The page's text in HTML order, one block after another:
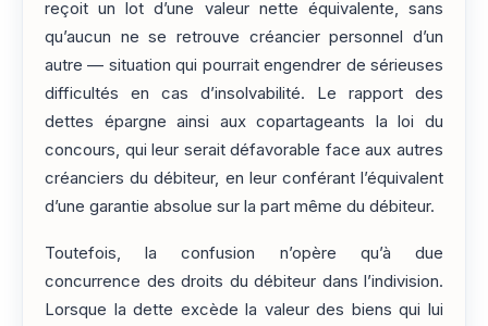
reçoit un lot d’une valeur nette équivalente, sans
qu’aucun ne se retrouve créancier personnel d’un
autre — situation qui pourrait engendrer de sérieuses
difficultés en cas d’insolvabilité. Le rapport des
dettes épargne ainsi aux copartageants la loi du
concours, qui leur serait défavorable face aux autres
créanciers du débiteur, en leur conférant l’équivalent
d’une garantie absolue sur la part même du débiteur.
Toutefois, la confusion n’opère qu’à due
concurrence des droits du débiteur dans l’indivision.
Lorsque la dette excède la valeur des biens qui lui